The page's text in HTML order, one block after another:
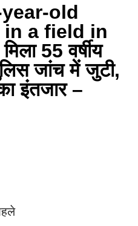
सुनिश्चित करने पर जोर !
का दूसरा दिन: नवागंतुकों में
और सेवा का जज़्बा !
कार्यकर्ता मनोज श्रीवास्तव द्वारा
!
“डिजिटल अरेस्ट फ्रॉड” से
old
a field in
55 वर्षीय
जांच में जुटी,
का इंतजार –